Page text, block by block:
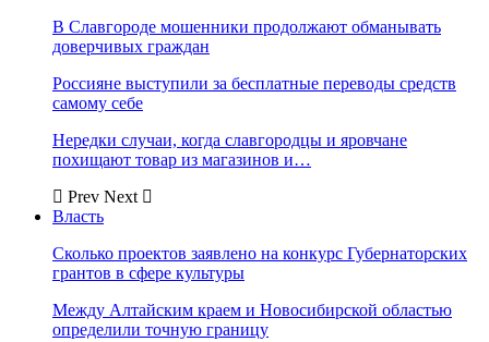
В Славгороде мошенники продолжают обманывать
доверчивых граждан
Россияне выступили за бесплатные переводы средств
самому себе
Нередки случаи, когда славгородцы и яровчане
похищают товар из магазинов и…
Prev Next
Власть
Сколько проектов заявлено на конкурс Губернаторских
грантов в сфере культуры
Между Алтайским краем и Новосибирской областью
определили точную границу